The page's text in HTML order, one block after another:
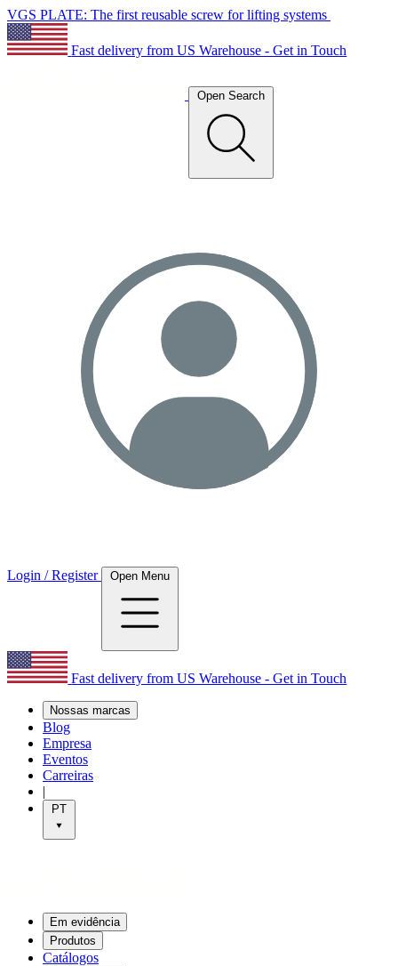
VGS PLATE: The first reusable screw for lifting systems
Fast delivery from US Warehouse - Get in Touch
Open Search
Login / Register Open Menu
Fast delivery from US Warehouse - Get in Touch
Nossas marcas
Blog
Empresa
Eventos
Carreiras
|
PT
Em evidência
Produtos
Catálogos